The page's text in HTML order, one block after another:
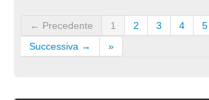
← Precedente 1 2 3 4 5
Successiva →
»